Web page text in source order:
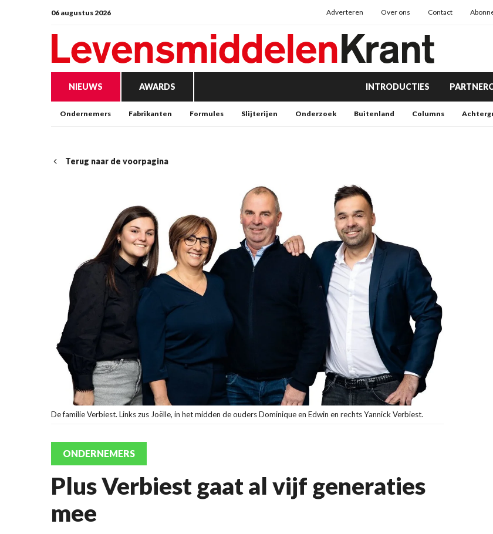
06 augustus 2026 Adverteren Over ons Contact
NIEUWS AWARDS INTRODUCTIES
Ondernemers Fabrikanten Formules Slijterijen Onderzoek Buitenland Columns
Terug naar de voorpagina
De familie Verbiest. Links zus Joëlle, in het midden de ouders Dominique en Edwin en rechts Yannick Verbiest.
ONDERNEMERS
Plus Verbiest gaat al vijf generaties
mee